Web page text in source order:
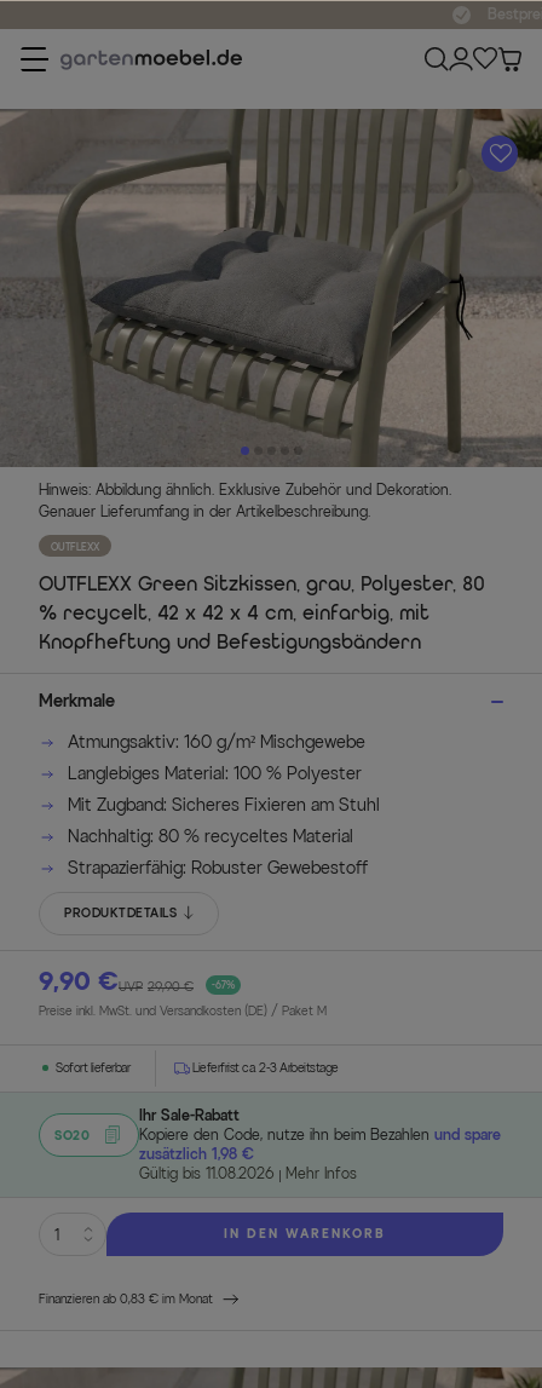
A
Hinweis: Abbildung ähnlich. Exklusive Zubehör und Dekoration.
Genauer Lieferumfang in der Artikelbeschreibung.
OUTFLEXX
OUTFLEXX Green Sitzkissen, grau, Polyester, 80
% recycelt, 42 x 42 x 4 cm, einfarbig, mit
Knopfheftung und Befestigungsbändern
Merkmale
Atmungsaktiv: 160 g/m² Mischgewebe
Langlebiges Material: 100 % Polyester
Mit Zugband: Sicheres Fixieren am Stuhl
Nachhaltig: 80 % recyceltes Material
Strapazierfähig: Robuster Gewebestoff
PRODUKTDETAILS
9,90 € -67%
UVP 29,90 €
Preise inkl. MwSt. und Versandkosten (DE) / Paket M
Sofort lieferbar Lieferfrist ca. 2-3 Arbeitstage
SO20
Ihr Sale-Rabatt
Kopiere den Code, nutze ihn beim Bezahlen und spare
zusätzlich 1,98 €
Gültig bis 11.08.2026
Mehr Infos
IN DEN WARENKORB
Finanzieren ab 0,83 € im Monat